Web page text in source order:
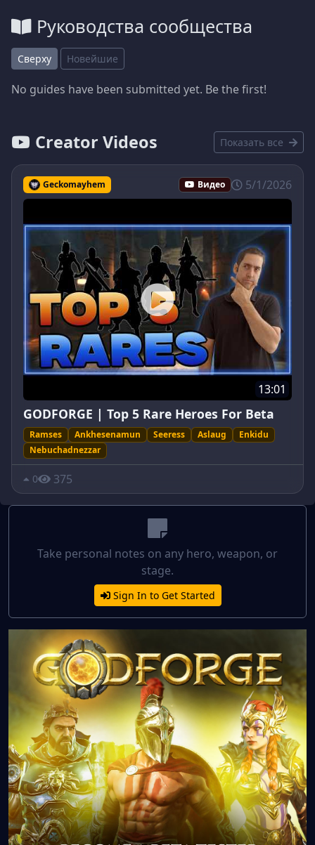
Руководства сообщества
Сверху Новейшие
No guides have been submitted yet. Be the first!
Creator Videos Показать все
Geckomayhem Видео 5/1/2026
13:01
GODFORGE | Top 5 Rare Heroes For Beta
Ramses Ankhesenamun Seeress Aslaug
Enkidu
Nebuchadnezzar
0 375
Take personal notes on any hero, weapon, or
stage.
Sign In to Get Started